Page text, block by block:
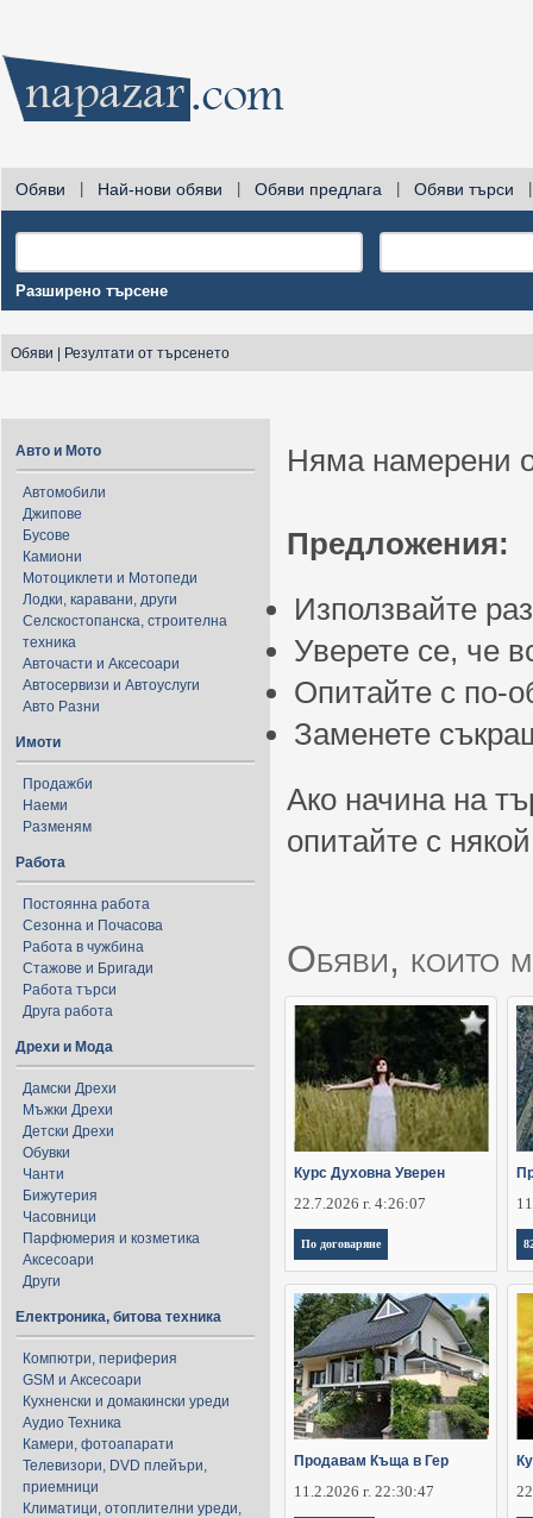
Обяви Най-нови обяви Обяви предлага Обяви търси
Разширено търсене
Обяви Резултати от търсенето
Авто и Мото
Автомобили
Джипове
Бусове
Камиони
Мотоциклети и Мотопеди
Лодки, каравани, други
Селскостопанска, строителна
техника
Авточасти и Аксесоари
Автосервизи и Автоуслуги
Авто Разни
Имоти
Продажби
Наеми
Разменям
Работа
Постоянна работа
Сезонна и Почасова
Работа в чужбина
Стажове и Бригади
Работа търси
Друга работа
Дрехи и Мода
Дамски Дрехи
Мъжки Дрехи
Детски Дрехи
Обувки
Чанти
Бижутерия
Часовници
Парфюмерия и козметика
Аксесоари
Други
Електроника, битова техника
Компютри, периферия
GSM и Аксесоари
Кухненски и домакински уреди
Аудио Техника
Камери, фотоапарати
Телевизори, DVD плейъри,
приемници
Климатици, отоплителни уреди,
Няма намерени
Предложения:
Използвайте
Уверете се, че
Опитайте с по-
Заменете
Ако начина на
опитайте с
Обяви, които
Курс Духовна Уверен
22.7.2026 г. 4:26:07
По договаряне
Продавам Къща в Гер
11.2.2026 г. 22:30:47